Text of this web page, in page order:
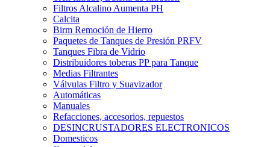
Filtros Alcalino Aumenta PH
Calcita
Birm Remoción de Hierro
Paquetes de Tanques de Presión PRFV
Tanques Fibra de Vidrio
Distribuidores toberas PP para Tanque
Medias Filtrantes
Válvulas Filtro y Suavizador
Automáticas
Manuales
Refacciones, accesorios, repuestos
DESINCRUSTADORES ELECTRONICOS
Domesticos